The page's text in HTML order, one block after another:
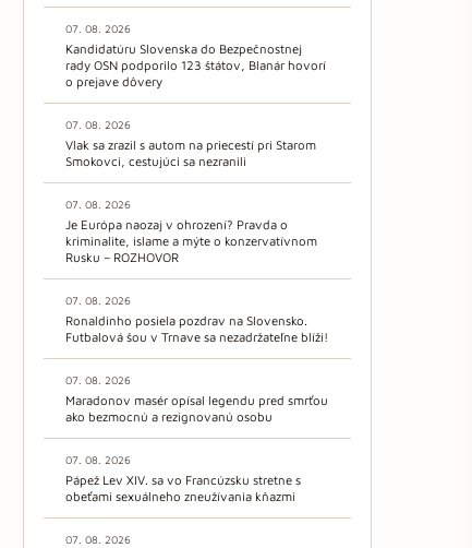
07. 08. 2026
Kandidatúru Slovenska do Bezpečnostnej
rady OSN podporilo 123 štátov, Blanár hovorí
o prejave dôvery
07. 08. 2026
Vlak sa zrazil s autom na priecestí pri Starom
Smokovci, cestujúci sa nezranili
07. 08. 2026
Je Európa naozaj v ohrození? Pravda o
kriminalite, islame a mýte o konzervatívnom
Rusku – ROZHOVOR
07. 08. 2026
Ronaldinho posiela pozdrav na Slovensko.
Futbalová šou v Trnave sa nezadržateľne blíži!
07. 08. 2026
Maradonov masér opísal legendu pred smrťou
ako bezmocnú a rezignovanú osobu
07. 08. 2026
Pápež Lev XIV. sa vo Francúzsku stretne s
obeťami sexuálneho zneužívania kňazmi
07. 08. 2026